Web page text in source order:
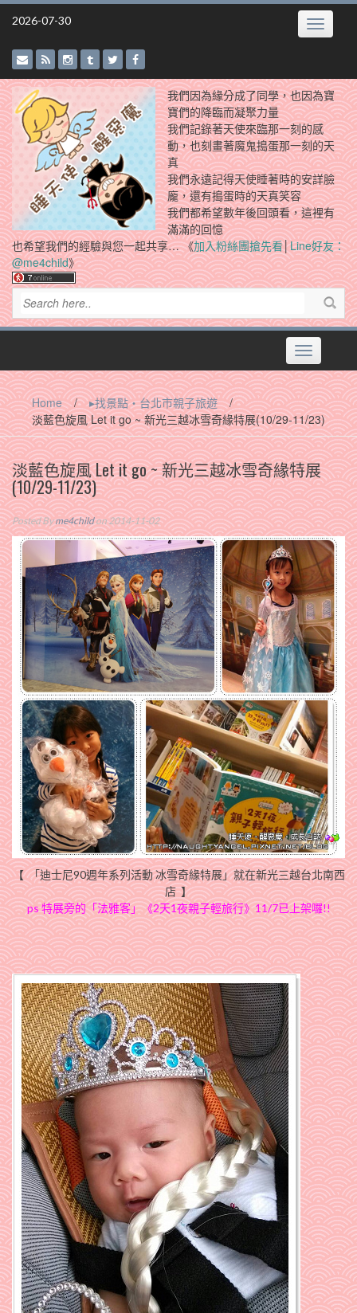
Skip
2026-07-30 Toggle
我們因為緣分成了同學，也因為寶
寶們的降臨而凝聚力量
我們記錄著天使來臨那一刻的感
動，也刻畫著魔鬼搗蛋那一刻的天
真
我們永遠記得天使睡著時的安詳臉
龐，還有搗蛋時的天真笑容
我們都希望數年後回頭看，這裡有
滿滿的回憶
也希望我們的經驗與您一起共享… 《加入粉絲團搶先看│Line好友：
@me4child》
Toggle
navigation
Home / ▸找景點‧台北市親子旅遊
/
淡藍色旋風 Let it go ~ 新光三越冰雪奇緣特展(10/29-11/23)
淡藍色旋風 Let it go ~ 新光三越冰雪奇緣特展
(10/29-11/23)
Posted Byme4childon 2014-11-02
【 「迪士尼90週年系列活動 冰雪奇緣特展」就在新光三越台北南西
店 】
ps 特展旁的「法雅客」《2天1夜親子輕旅行》11/7已上架囉!!